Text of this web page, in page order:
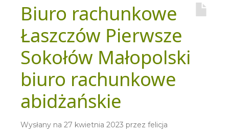
Biuro rachunkowe
Łaszczów Pierwsze
Sokołów Małopolski
biuro rachunkowe
abidżańskie
Wysłany na 27 kwietnia 2023 przez felicja